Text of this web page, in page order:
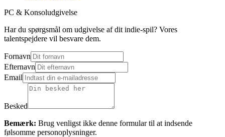
PC & Konsoludgivelse
Har du spørgsmål om udgivelse af dit indie-spil? Vores
talentspejdere vil besvare dem.
Fornavn
Efternavn
Email
Besked
Bemærk: Brug venligst ikke denne formular til at indsende
følsomme personoplysninger.